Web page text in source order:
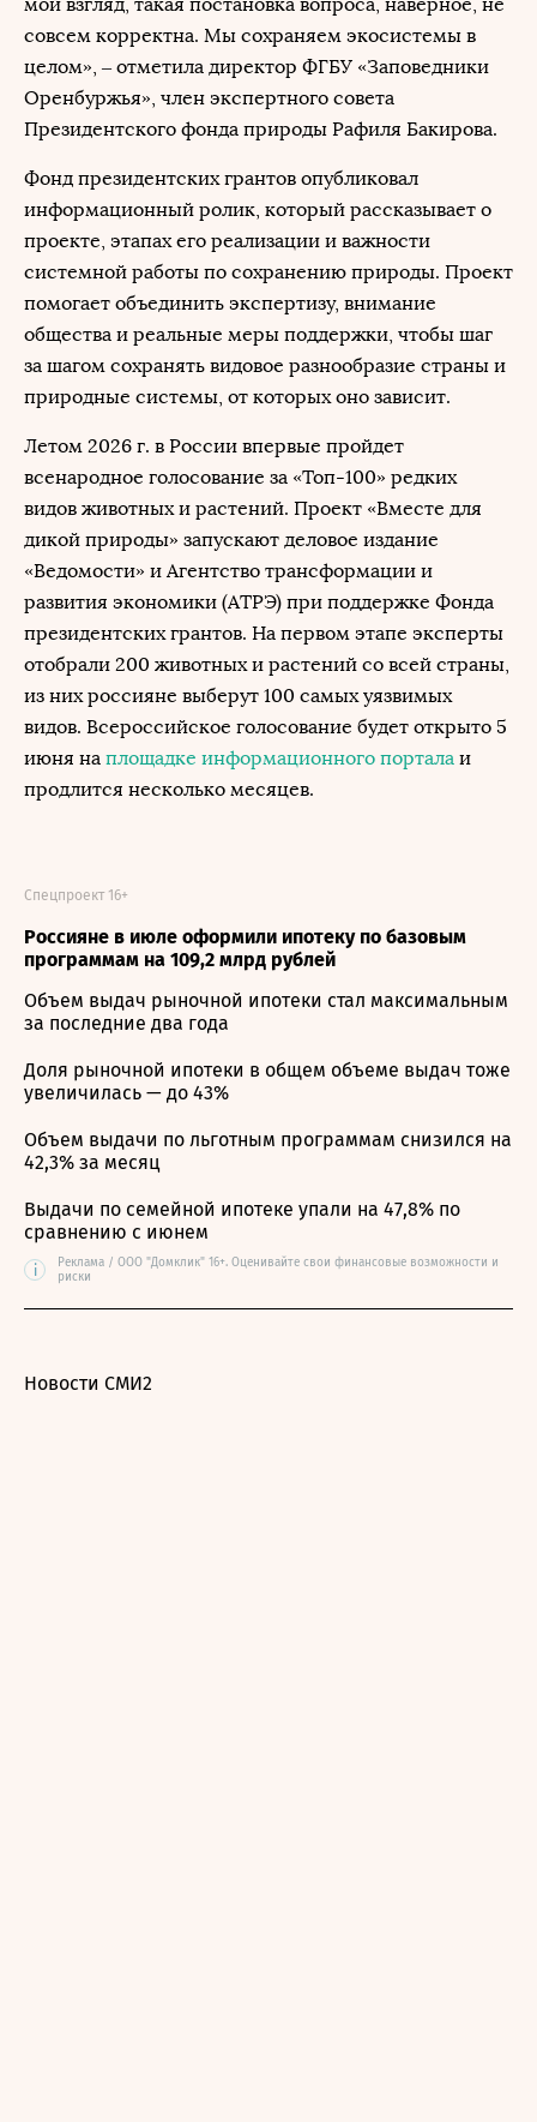
совсем корректна. Мы сохраняем экосистемы в
целом», – отметила директор ФГБУ «Заповедники
Оренбуржья», член экспертного совета
Президентского фонда природы Рафиля Бакирова.
Фонд президентских грантов опубликовал
информационный ролик, который рассказывает о
проекте, этапах его реализации и важности
системной работы по сохранению природы. Проект
помогает объединить экспертизу, внимание
общества и реальные меры поддержки, чтобы шаг
за шагом сохранять видовое разнообразие страны и
природные системы, от которых оно зависит.
Летом 2026 г. в России впервые пройдет
всенародное голосование за «Топ-100» редких
видов животных и растений. Проект «Вместе для
дикой природы» запускают деловое издание
«Ведомости» и Агентство трансформации и
развития экономики (АТРЭ) при поддержке Фонда
президентских грантов. На первом этапе эксперты
отобрали 200 животных и растений со всей страны,
из них россияне выберут 100 самых уязвимых
видов. Всероссийское голосование будет открыто 5
июня на площадке информационного портала и
продлится несколько месяцев.
Россияне в июле оформили ипотеку по базовым
программам на 109,2 млрд рублей
Спецпроект 16+
Объем выдач рыночной ипотеки стал максимальным
за последние два года
Доля рыночной ипотеки в общем объеме выдач тоже
увеличилась — до 43%
Объем выдачи по льготным программам снизился на
42,3% за месяц
Выдачи по семейной ипотеке упали на 47,8% по
сравнению с июнем
i
Реклама / ООО "Домклик" 16+. Оценивайте свои финансовые возможности и
риски
Новости СМИ2